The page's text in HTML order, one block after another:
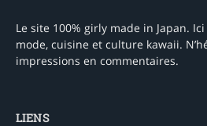
Le site 100% girly made in Japan.
mode, cuisine et culture kawaii.
impressions en commentaires.
LIENS